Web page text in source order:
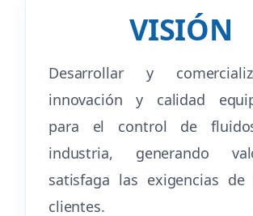
VISIÓN
Desarrollar y
innovación y calidad
para el control de
industria, generando
satisfaga las exigencias de
clientes.